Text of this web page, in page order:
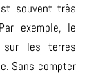
souvent très
Par exemple, le
sur les terres
Sans compter